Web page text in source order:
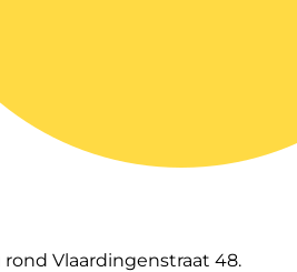
Vlaardingenstraat 48.